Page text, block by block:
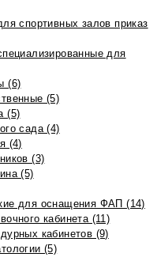
спортивных залов приказ
для
(6)
(5)
(5)
сада (4)
(4)
(3)
(5)
для оснащения ФАП (14)
кабинета (11)
кабинетов (9)
(5)